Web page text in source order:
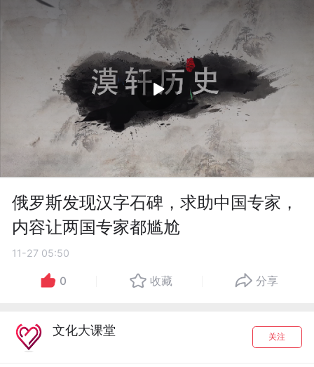
俄罗斯发现汉字石碑，求助中国专家，
内容让两国专家都尴尬
11-27 05:50
0 收藏 分享
文化大课堂 关注